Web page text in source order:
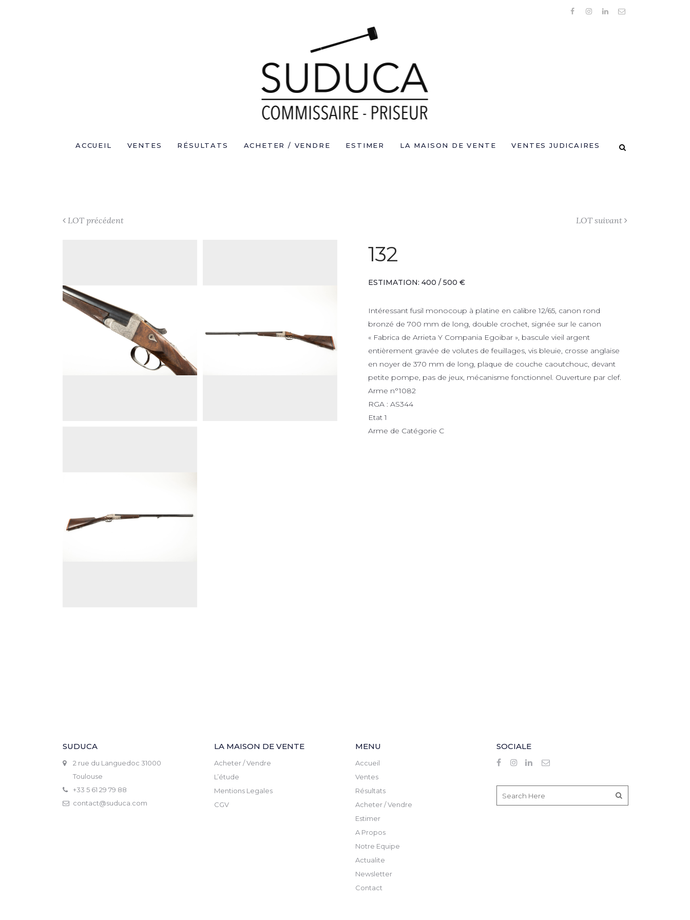
ACCUEIL VENTES RÉSULTATS ACHETER / VENDRE ESTIMER LA MAISON DE VENTE VENTES JUDICAIRES
LOT précédent LOT suivant
132
ESTIMATION: 400 / 500 €
Intéressant fusil monocoup à platine en calibre 12/65, canon rond
bronzé de 700 mm de long, double crochet, signée sur le canon
« Fabrica de Arrieta Y Compania Egoibar », bascule vieil argent
entièrement gravée de volutes de feuillages, vis bleuie, crosse anglaise
en noyer de 370 mm de long, plaque de couche caoutchouc, devant
petite pompe, pas de jeux, mécanisme fonctionnel. Ouverture par clef.
Arme n°1082
RGA : AS344
Etat 1
Arme de Catégorie C
SUDUCA
2 rue du Languedoc 31000
Toulouse
+33 5 61 29 79 88
contact@suduca.com
LA MAISON DE VENTE
Acheter / Vendre
L’étude
Mentions Legales
CGV
MENU
Accueil
Ventes
Résultats
Acheter / Vendre
Estimer
A Propos
Notre Equipe
Actualite
Newsletter
Contact
SOCIALE